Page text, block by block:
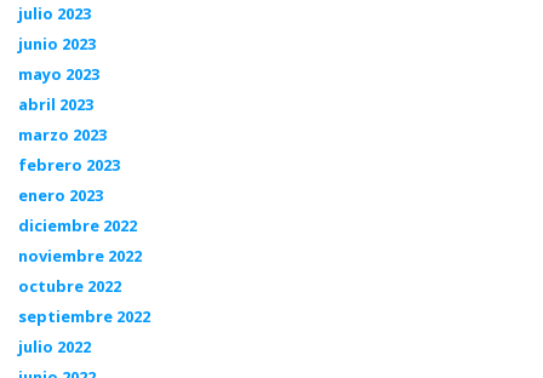
julio 2023
junio 2023
mayo 2023
abril 2023
marzo 2023
febrero 2023
enero 2023
diciembre 2022
noviembre 2022
octubre 2022
septiembre 2022
julio 2022